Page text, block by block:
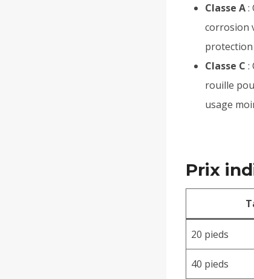
Classe A:
corrosion
Classe C :
rouille
usage
Prix
20 pieds
40 pieds